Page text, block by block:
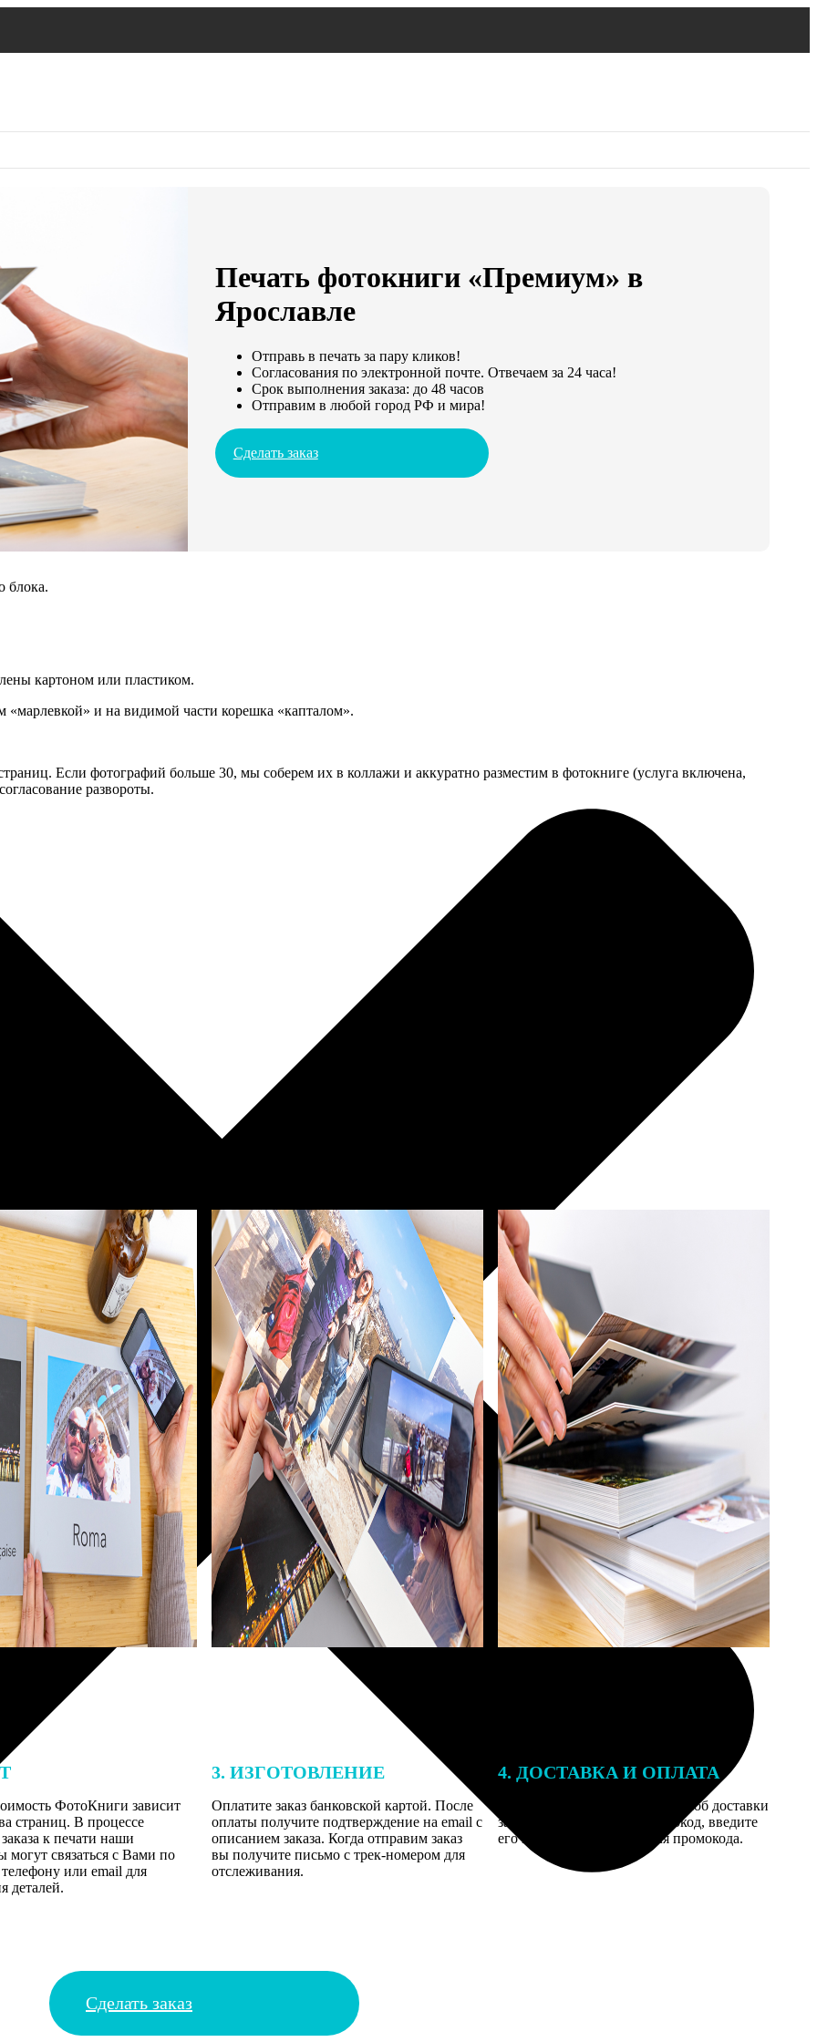
Печать фотокниги «Премиум» в
Ярославле
Отправь в печать за пару кликов!
Согласования по электронной почте. Отвечаем за 24 часа!
Срок выполнения заказа: до 48 часов
Отправим в любой город РФ и мира!
Сделать заказ
блока.
картоном или пластиком.
и на видимой части корешка «капталом».
Если фотографий больше 30, мы соберем их в коллажи и аккуратно разместим в фотокниге (услуга включена,
развороты.
ФотоКниги зависит
страниц. В процессе
к печати наши
могут связаться с Вами по
или email для
деталей.
3. ИЗГОТОВЛЕНИЕ
Оплатите заказ банковской картой. После
оплаты получите подтверждение на email с
описанием заказа. Когда отправим заказ
вы получите письмо с трек-номером для
отслеживания.
4. ДОСТАВКА И ОПЛАТА
Введите адрес и выберите способ доставки
заказа. Если у вас есть промокод, введите
его в специальное поле для промокода.
Сделать заказ